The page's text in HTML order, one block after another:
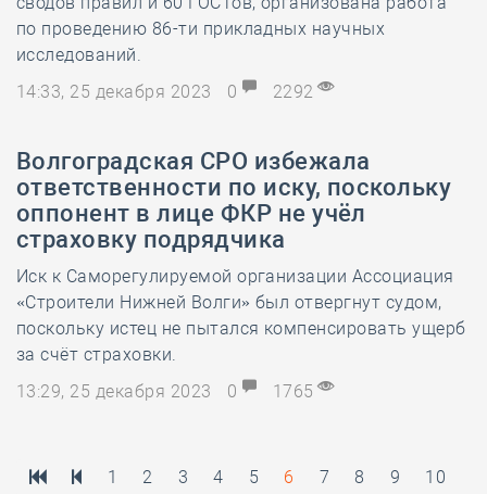
по проведению 86-ти прикладных научных
исследований.
14:33, 25 декабря 2023
0 2292
Волгоградская СРО избежала
ответственности по иску, поскольку
оппонент в лице ФКР не учёл
страховку подрядчика
Иск к Саморегулируемой организации Ассоциация
«Строители Нижней Волги» был отвергнут судом,
поскольку истец не пытался компенсировать ущерб
за счёт страховки.
13:29, 25 декабря 2023
0 1765
1 2 3 4 5 6 7 8 9 10